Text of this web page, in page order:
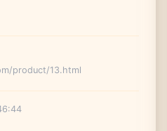
product/13.html